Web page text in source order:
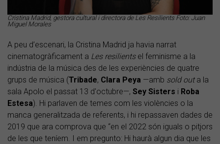
Cristina Madrid, gestora cultural i directora de Les Resilients Foto: Juan
Miguel Morales
A peu d’escenari, la Cristina Madrid ja havia narrat
cinematogràficament a Les resilientsel feminisme a la
indústria de la música des de les experiències de quatre
grups de música (Tribade, Clara Peya —amb sold outa la
sala Apolo el passat 13 d'octubre—, Sey Sisters i Roba
Estesa). Hi parlaven de temes com les violències o la
manca generalitzada de referents, i hi repassaven dades de
2019 que ara comprova que “en el 2022 són iguals o pitjors
de les que teníem. I em pregunto: Hi haurà algun dia que les